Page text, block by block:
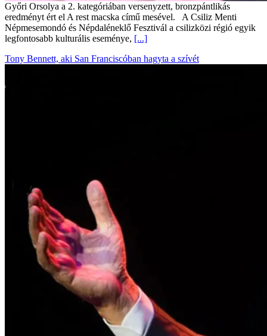
Győri Orsolya a 2. kategóriában versenyzett, bronzpántlikás
eredményt ért el A rest macska című mesével. A Csiliz Menti
Népmesemondó és Népdaléneklő Fesztivál a csilizközi régió egyik
legfontosabb kulturális eseménye, [...]
Tony Bennett, aki San Franciscóban hagyta a szívét